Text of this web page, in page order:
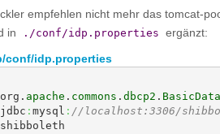
empfehlen nicht mehr das tomcat-
in
./conf/idp.properties ergänzt:
conf/idp.properties
apache . commons . dbcp2 .
: mysql : //localhost:3306/